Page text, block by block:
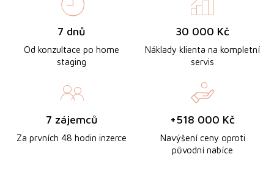
7 dnů
Od konzultace po home
staging
30 000 Kč
Náklady klienta na kompletní
servis
7 zájemců
Za prvních 48 hodin inzerce
+518 000 Kč
Navýšení ceny oproti
původní nabíce